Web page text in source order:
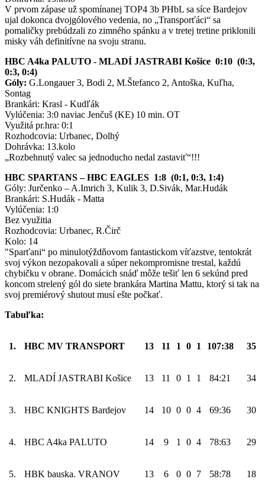
V prvom zápase už spomínanej TOP4 3b PHbL sa síce Bardejov
ujal dokonca dvojgólového vedenia, no „Transporťáci“ sa
pomaličky prebúdzali zo zimného spánku a v tretej tretine priklonili
misky váh definitívne na svoju stranu.
HBC A4ka PALUTO - MLADÍ JASTRABI Košice 0:10 (0:3,
0:3, 0:4)
Góly: G.Longauer 3, Bodi 2, M.Štefanco 2, Antoška, Kuľha,
Sontag
Brankári: Krasl - Kudľák
Vylúčenia: 3:0 naviac Jenčuš (KE) 10 min. OT
Využitá pr.hra: 0:1
Rozhodcovia: Urbanec, Dolhý
Dohrávka: 13.kolo
„Rozbehnutý valec sa jednoducho nedal zastaviť“!!!
HBC SPARTANS – HBC EAGLES 1:8 (0:1, 0:3, 1:4)
Góly: Jurčenko – A.Imrich 3, Kulik 3, D.Sivák, Mar.Hudák
Brankári: S.Hudák - Matta
Vylúčenia: 1:0
Bez využitia
Rozhodcovia: Urbanec, R.Čirč
Kolo: 14
"Sparťani“ po minulotýždňovom fantastickom víťazstve, tentokrát
svoj výkon nezopakovali a súper nekompromisne trestal, každú
chybičku v obrane. Domácich snáď môže tešiť len 6 sekúnd pred
koncom strelený gól do siete brankára Martina Mattu, ktorý si tak na
svoj premiérový shutout musí ešte počkať.
Tabuľka:
1. HBC MV TRANSPORT 13 11 1 0 1 107:38 35
2. MLADÍ JASTRABI Košice 13 11 0 1 1 84:21 34
3. HBC KNIGHTS Bardejov 14 10 0 0 4 69:36 30
4. HBC A4ka PALUTO 14 9 1 0 4 78:63 29
5. HBK bauska. VRANOV 13 6 0 0 7 58:78 18